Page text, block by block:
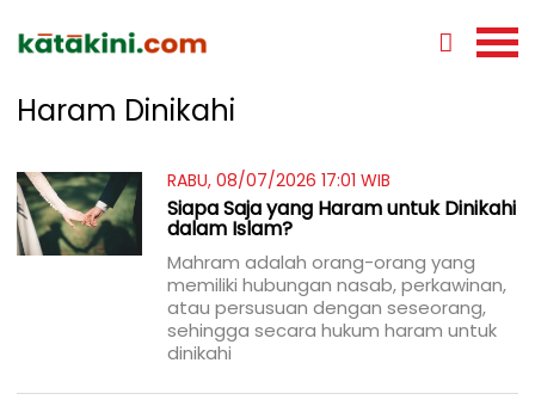
Haram Dinikahi
RABU, 08/07/2026 17:01 WIB
Siapa Saja yang Haram untuk Dinikahi
dalam Islam?
Mahram adalah orang-orang yang
memiliki hubungan nasab, perkawinan,
atau persusuan dengan seseorang,
sehingga secara hukum haram untuk
dinikahi